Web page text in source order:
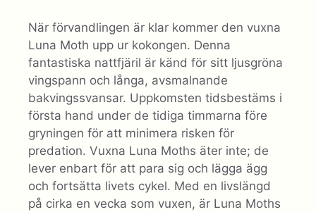
När förvandlingen är klar kommer den vuxna
Luna Moth upp ur kokongen. Denna
fantastiska nattfjäril är känd för sitt ljusgröna
vingspann och långa, avsmalnande
bakvingssvansar. Uppkomsten tidsbestäms i
första hand under de tidiga timmarna före
gryningen för att minimera risken för
predation. Vuxna Luna Moths äter inte; de
lever enbart för att para sig och lägga ägg
och fortsätta livets cykel. Med en livslängd
på cirka en vecka som vuxen, är Luna Moths